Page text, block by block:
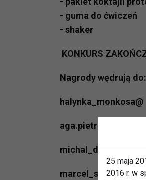
- guma do ćwiczeń
- shaker
KONKURS
Nagrody wędrują do:
halynka_monkosa@
aga.pietra@
michal_dorosz1990@
marcel_slodewski@
25 maja
2016 r. w